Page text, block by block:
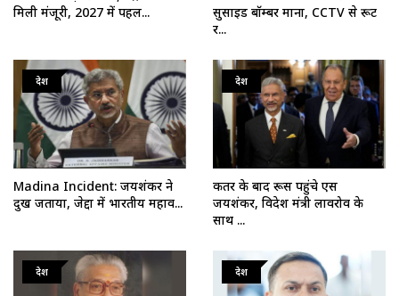
मिली मंजूरी, 2027 में पहल...
सुसाइड बॉम्बर माना, CCTV से रूट
र...
देश
Madina Incident: जयशंकर ने
दुख जताया, जेद्दा में भारतीय महाव...
देश
कतर के बाद रूस पहुंचे एस
जयशंकर, विदेश मंत्री लावरोव के
साथ ...
देश देश